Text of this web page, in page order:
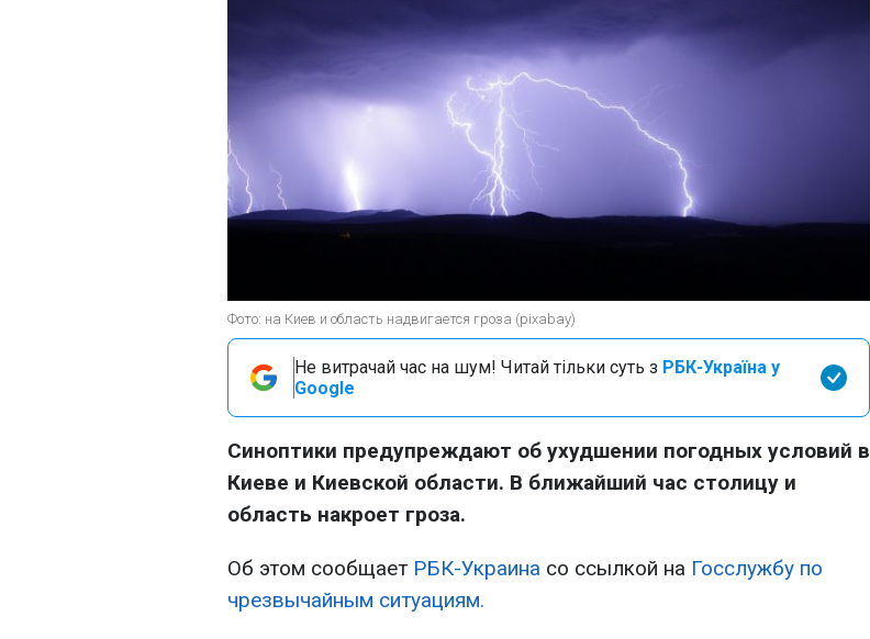
Фото: на Киев и область надвигается гроза (pixabay)
Не витрачай час на шум! Читай тільки суть з РБК-Україна у
Google
Синоптики предупреждают об ухудшении погодных условий в
Киеве и Киевской области. В ближайший час столицу и
область накроет гроза.
Об этом сообщает РБК-Украина со ссылкой на Госслужбу по
чрезвычайным ситуациям.